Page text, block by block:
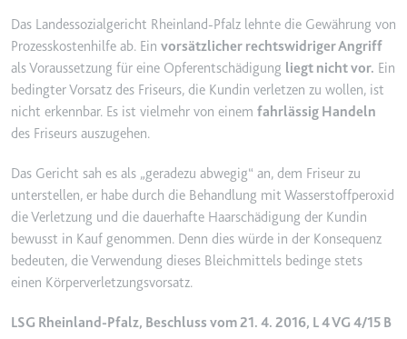
_gcl_au
Anbieter:
smartlaw.de
Zweck:
Wird verwendet, um die Effizienz
der Werbeaktivitäten der Website
zu messen, indem Daten über die
Website über mehrere Websites
hinweg gesammelt werden.
Ablauf:
3 Monate
Typ:
HTTP-Cookie
_gcl_ls
Das Landessozialgericht Rheinland-Pfalz lehnte die Gewährung von
Prozesskostenhilfe ab. Ein vorsätzlicher rechtswidriger Angriff
als Voraussetzung für eine Opferentschädigung liegt nicht vor. Ein
bedingter Vorsatz des Friseurs, die Kundin verletzen zu wollen, ist
nicht erkennbar. Es ist vielmehr von einem fahrlässig Handeln
des Friseurs auszugehen.
Das Gericht sah es als „geradezu abwegig“ an, dem Friseur zu
unterstellen, er habe durch die Behandlung mit Wasserstoffperoxid
die Verletzung und die dauerhafte Haarschädigung der Kundin
bewusst in Kauf genommen. Denn dies würde in der Konsequenz
bedeuten, die Verwendung dieses Bleichmittels bedinge stets
einen Körperverletzungsvorsatz.
LSG Rheinland-Pfalz, Beschluss vom 21. 4. 2016, L 4 VG 4/15 B